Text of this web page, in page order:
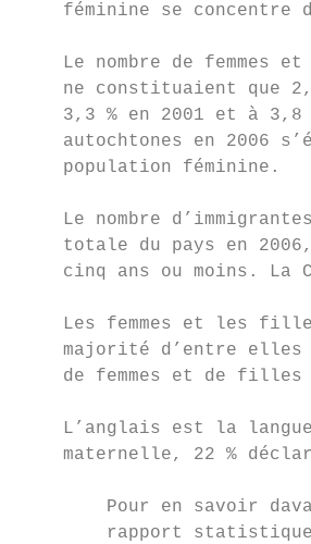
féminine se concentre
Le nombre de femmes
ne constituaient que
3,3 % en 2001 et à
autochtones en 2006
    population féminine.
Le nombre
totale du pays en
cinq ans ou moins. La
Les femmes et les
majorité d’entre
de femmes et de
L’anglais est la
maternelle, 22 %
Pour en savoir
rapport